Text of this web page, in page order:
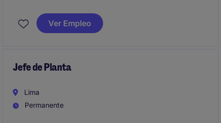
operativa mediante altos estándares de calidad,
eficiencia en costos y cumplimiento de tiempos.
Ver Empleo
Jefe de Planta
Lima
Permanente